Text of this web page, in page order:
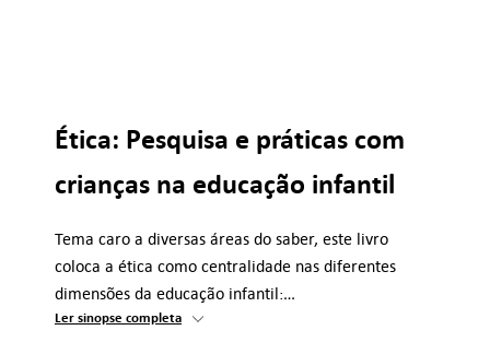
Ética: Pesquisa e práticas com
crianças na educação infantil
Tema caro a diversas áreas do saber, este livro
coloca a ética como centralidade nas diferentes
dimensões da educação infantil:…
Ler sinopse completa